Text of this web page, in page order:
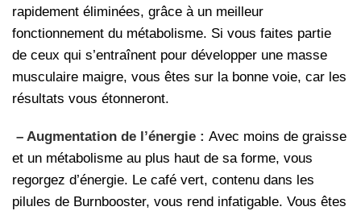
rapidement éliminées, grâce à un meilleur
fonctionnement du métabolisme. Si vous faites partie
de ceux qui s’entraînent pour développer une masse
musculaire maigre, vous êtes sur la bonne voie, car les
résultats vous étonneront.
– Augmentation de l’énergie : Avec moins de graisse
et un métabolisme au plus haut de sa forme, vous
regorgez d’énergie. Le café vert, contenu dans les
pilules de Burnbooster, vous rend infatigable. Vous êtes